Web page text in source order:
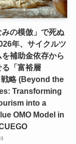
みの模倣」で死ぬ
年、サイクルツ
補助金依存から
る「富裕層
戦略 (Beyond the
Transforming
into a
OMO Model in